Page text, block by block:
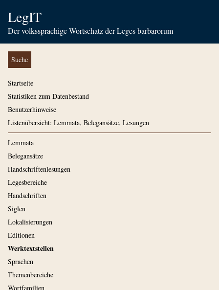
LegIT
Der volkssprachige Wortschatz der Leges barbarorum
Suche
Startseite
Statistiken zum Datenbestand
Benutzerhinweise
Listenübersicht: Lemmata, Belegansätze, Lesungen
Lemmata
Belegansätze
Handschriftenlesungen
Legesbereiche
Handschriften
Siglen
Lokalisierungen
Editionen
Werktextstellen
Sprachen
Themenbereiche
Wortfamilien